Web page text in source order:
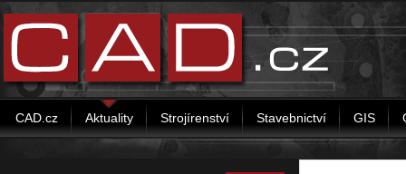
CAD.cz Aktuality Strojírenství Stavebnictví GIS